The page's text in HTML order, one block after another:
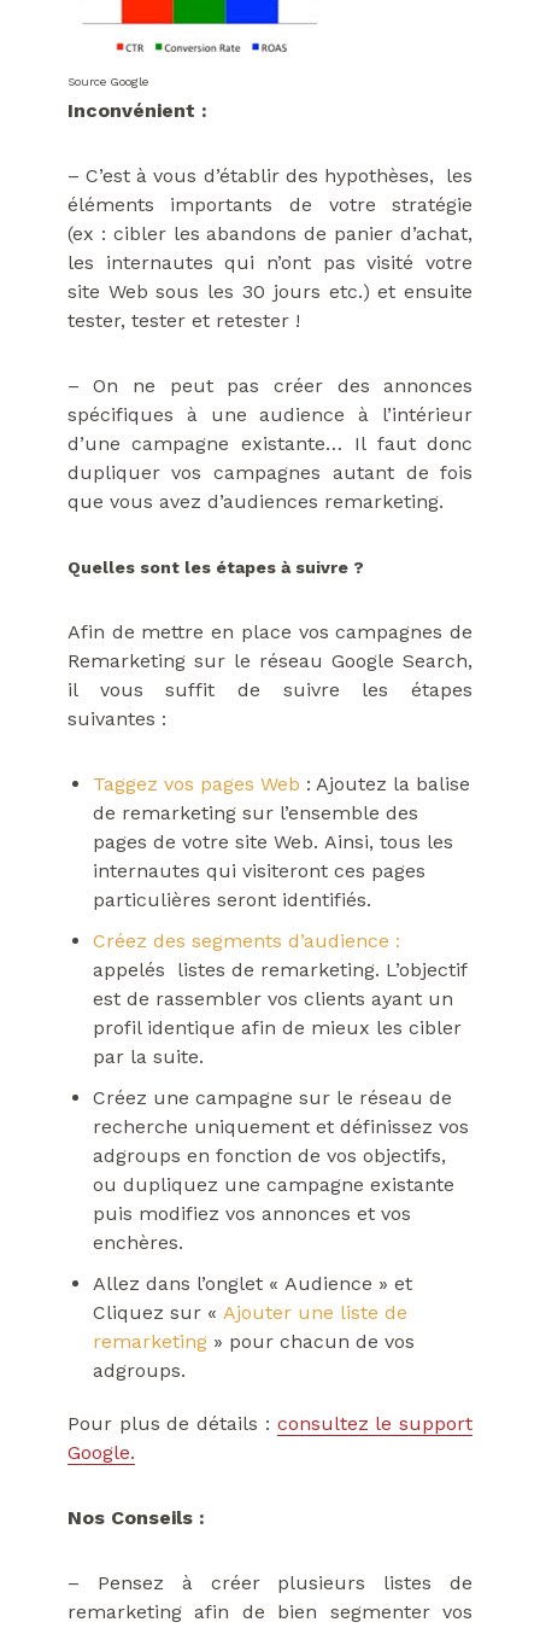
Source Google
Inconvénient :
– C’est à vous d’établir des hypothèses, les
éléments importants de votre stratégie
(ex : cibler les abandons de panier d’achat,
les internautes qui n’ont pas visité votre
site Web sous les 30 jours etc.) et ensuite
tester, tester et retester !
– On ne peut pas créer des annonces
spécifiques à une audience à l’intérieur
d’une campagne existante… Il faut donc
dupliquer vos campagnes autant de fois
que vous avez d’audiences remarketing.
Quelles sont les étapes à suivre ?
Afin de mettre en place vos campagnes de
Remarketing sur le réseau Google Search,
il vous suffit de suivre les étapes
suivantes :
Taggez vos pages Web : Ajoutez la balise
de remarketing sur l’ensemble des
pages de votre site Web. Ainsi, tous les
internautes qui visiteront ces pages
particulières seront identifiés.
Créez des segments d’audience :
appelés listes de remarketing. L’objectif
est de rassembler vos clients ayant un
profil identique afin de mieux les cibler
par la suite.
Créez une campagne sur le réseau de
recherche uniquement et définissez vos
adgroups en fonction de vos objectifs,
ou dupliquez une campagne existante
puis modifiez vos annonces et vos
enchères.
Allez dans l’onglet « Audience » et
Cliquez sur « Ajouter une liste de
remarketing» pour chacun de vos
adgroups.
Pour plus de détails : consultez le support
Google.
Nos Conseils :
– Pensez à créer plusieurs listes de
remarketing afin de bien segmenter vos